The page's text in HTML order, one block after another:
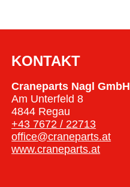
KONTAKT
Craneparts Nagl GmbH
Am Unterfeld 8
4844 Regau
+43 7672 / 22713
office@craneparts.at
www.craneparts.at